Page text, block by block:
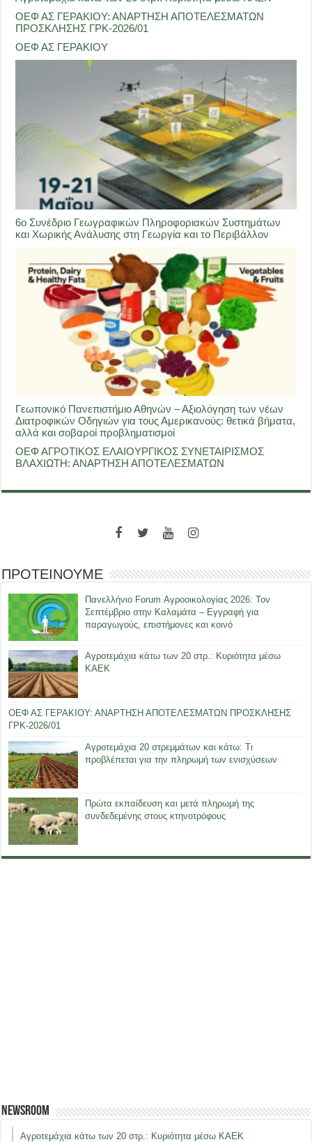
ΟΕΦ ΑΣ ΓΕΡΑΚΙΟΥ: ΑΝΑΡΤΗΣΗ ΑΠΟΤΕΛΕΣΜΑΤΩΝ
ΠΡΟΣΚΛΗΣΗΣ ΓΡΚ-2026/01
ΟΕΦ ΑΣ ΓΕΡΑΚΙΟΥ
6ο Συνέδριο Γεωγραφικών Πληροφοριακών Συστημάτων
και Χωρικής Ανάλυσης στη Γεωργία και το Περιβάλλον
Γεωπονικό Πανεπιστήμιο Αθηνών – Αξιολόγηση των νέων
Διατροφικών Οδηγιών για τους Αμερικανούς: θετικά βήματα,
αλλά και σοβαροί προβληματισμοί
ΟΕΦ ΑΓΡΟΤΙΚΟΣ ΕΛΑΙΟΥΡΓΙΚΟΣ ΣΥΝΕΤΑΙΡΙΣΜΟΣ
ΒΛΑΧΙΩΤΗ: ΑΝΑΡΤΗΣΗ ΑΠΟΤΕΛΕΣΜΑΤΩΝ
ΠΡΟΤΕΙΝΟΥΜΕ
Πανελλήνιο Forum Αγροοικολογίας 2026: Τον
Σεπτέμβριο στην Καλαμάτα – Εγγραφή για
παραγωγούς, επιστήμονες και κοινό
Αγροτεμάχια κάτω των 20 στρ.: Κυριότητα μέσω
ΚΑΕΚ
ΟΕΦ ΑΣ ΓΕΡΑΚΙΟΥ: ΑΝΑΡΤΗΣΗ ΑΠΟΤΕΛΕΣΜΑΤΩΝ ΠΡΟΣΚΛΗΣΗΣ
ΓΡΚ-2026/01
Αγροτεμάχια 20 στρεμμάτων και κάτω: Τι
προβλέπεται για την πληρωμή των ενισχύσεων
Πρώτα εκπαίδευση και μετά πληρωμή της
συνδεδεμένης στους κτηνοτρόφους
Newsroom
Αγροτεμάχια κάτω των 20 στρ.: Κυριότητα μέσω ΚΑΕΚ